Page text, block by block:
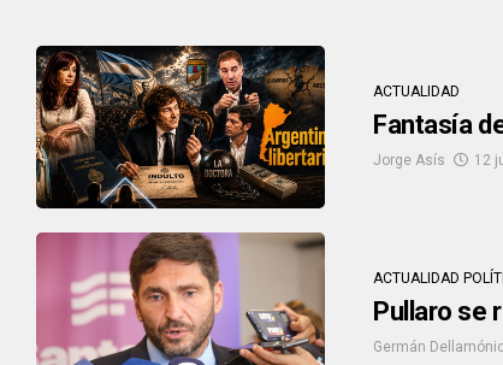
ACTUALIDAD
Fantasía
Jorge Asís 12
ACTUALIDAD
Pullaro se
Germán